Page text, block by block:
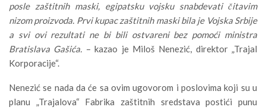
posle zaštitnih maski, egipatsku vojsku snabdevati čitavim
nizom proizvoda. Prvi kupac zaštitnih maski bila je Vojska Srbije
a svi ovi rezultati ne bi bili ostvareni bez pomoći ministra
Bratislava Gašića. – kazao je Miloš Nenezić, direktor „Trajal
Korporacije“.
Nenezić se nada da će sa ovim ugovorom i poslovima koji su u
planu „Trajalova“ Fabrika zaštitnih sredstava postići punu